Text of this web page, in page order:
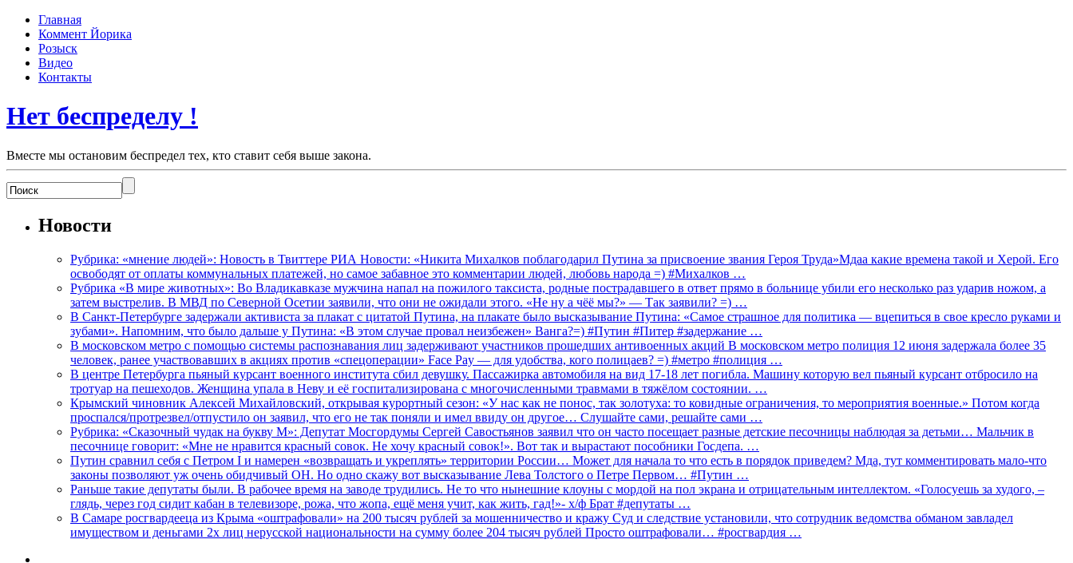
Главная
Коммент Йорика
Розыск
Видео
Контакты
Нет беспределу !
Вместе мы остановим беспредел тех, кто ставит себя выше закона.
Новости
Рубрика: «мнение людей»: Новость в Твиттере РИА Новости: «Никита Михалков поблагодарил Путина за присвоение звания Героя Труда»Мдаа какие времена такой и Херой. Его
освободят от оплаты коммунальных платежей, но самое забавное это комментарии людей, любовь народа =) #Михалков …
Рубрика «В мире животных»: Во Владикавказе мужчина напал на пожилого таксиста, родные пострадавшего в ответ прямо в больнице убили его несколько раз ударив ножом, а
затем выстрелив. В МВД по Северной Осетии заявили, что они не ожидали этого. «Не ну а чёё мы?» — Так заявили? =) …
В Санкт-Петербурге задержали активиста за плакат с цитатой Путина, на плакате было высказывание Путина: «Самое страшное для политика — вцепиться в свое кресло руками и
зубами». Напомним, что было дальше у Путина: «В этом случае провал неизбежен» Ванга?=) #Путин #Питер #задержание …
В московском метро с помощью системы распознавания лиц задерживают участников прошедших антивоенных акций В московском метро полиция 12 июня задержала более 35
человек, ранее участвовавших в акциях против «спецоперации» Face Pay — для удобства, кого полицаев? =) #метро #полиция …
В центре Петербурга пьяный курсант военного института сбил девушку. Пассажирка автомобиля на вид 17-18 лет погибла. Машину которую вел пьяный курсант отбросило на
тротуар на пешеходов. Женщина упала в Неву и её госпитализирована с многочисленными травмами в тяжёлом состоянии. …
Крымский чиновник Алексей Михайловский, открывая курортный сезон: «У нас как не понос, так золотуха: то ковидные ограничения, то мероприятия военные.» Потом когда
проспался/протрезвел/отпустило он заявил, что его не так поняли и имел ввиду он другое… Слушайте сами, решайте сами …
Рубрика: «Сказочный чудак на букву М»: Депутат Мосгордумы Сергей Савостьянов заявил что он часто посещает разные детские песочницы наблюдая за детьми… Мальчик в
песочнице говорит: «Мне не нравится красный совок. Не хочу красный совок!». Вот так и вырастают пособники Госдепа. …
Путин сравнил себя с Петром I и намерен «возвращать и укреплять» территории России… Может для начала то что есть в порядок приведем? Мда, тут комментировать мало-что
законы позволяют уж очень обидчивый ОН. Но одно скажу вот высказывание Лева Толстого о Петре Первом… #Путин …
Раньше такие депутаты были. В рабочее время на заводе трудились. Не то что нынешние клоуны с мордой на пол экрана и отрицательным интеллектом. «Голосуешь за худого, –
глядь, через год сидит кабан в телевизоре, рожа, что жопа, ещё меня учит, как жить, гад!»- х/ф Брат #депутаты …
В Самаре росгвардееца из Крыма «оштрафовали» на 200 тысяч рублей за мошенничество и кражу Суд и следствие установили, что сотрудник ведомства обманом завладел
имуществом и деньгами 2х лиц нерусской национальности на сумму более 204 тысяч рублей Просто оштрафовали… #росгвардия …